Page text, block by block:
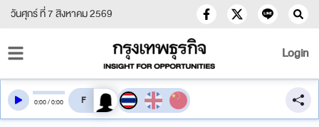
วันศุกร์ ที่ 7 สิงหาคม 2569
Login
0:00/0:00 สลับเสียงอ่าน